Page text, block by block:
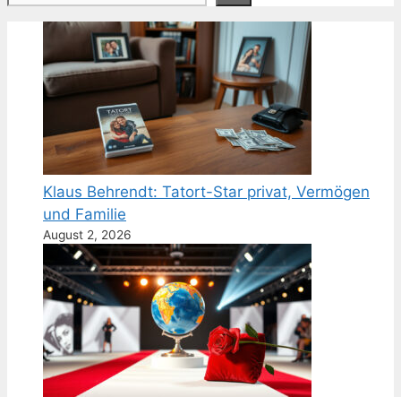
Klaus Behrendt: Tatort-Star privat, Vermögen
und Familie
August 2, 2026